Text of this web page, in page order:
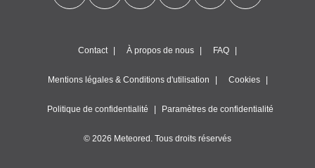
Contact À propos de nous FAQ
Mentions légales & Conditions d'utilisation Cookies
Politique de confidentialité Paramètres de confidentialité
© 2026 Meteored. Tous droits réservés